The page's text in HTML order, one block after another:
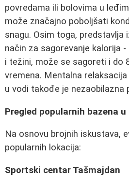
povredama ili bolovima u
može značajno poboljšati
snagu. Osim toga, predstavlja
način za sagorevanje kalorija
i težini, može se sagoreti i do
vremena. Mentalna
u vodi takođe je nezaobilazna
Pregled popularnih bazena u
Na osnovu brojnih iskustava,
popularnih lokacija:
Sportski centar Tašmajdan